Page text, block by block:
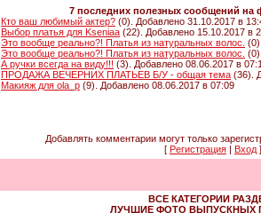
7 последних полезных сообщений на
Кто ваш любимый актер? (0). Добавлено 31.10.2017 в
Выбор платья для Kseniaa (22). Добавлено 15.10.2017 в
Это вообще реально?! Платья из натуральных волос.
Это вообще реально?! Платья из натуральных волос.
А ручки всегда на виду!!! (3). Добавлено 08.06.2017 в
ПРОДАЖА ВЕЧЕРНИХ ПЛАТЬЕВ Б/У - общая тема (36).
Макияж для ola_p (9). Добавлено 08.06.2017 в 07:09
Добавлять комментарии могут только
[ Регистрация Вход ]
ВСЕ КАТЕГОРИИ
ЛУЧШИЕ ФОТО ВЫПУСКНЫХ